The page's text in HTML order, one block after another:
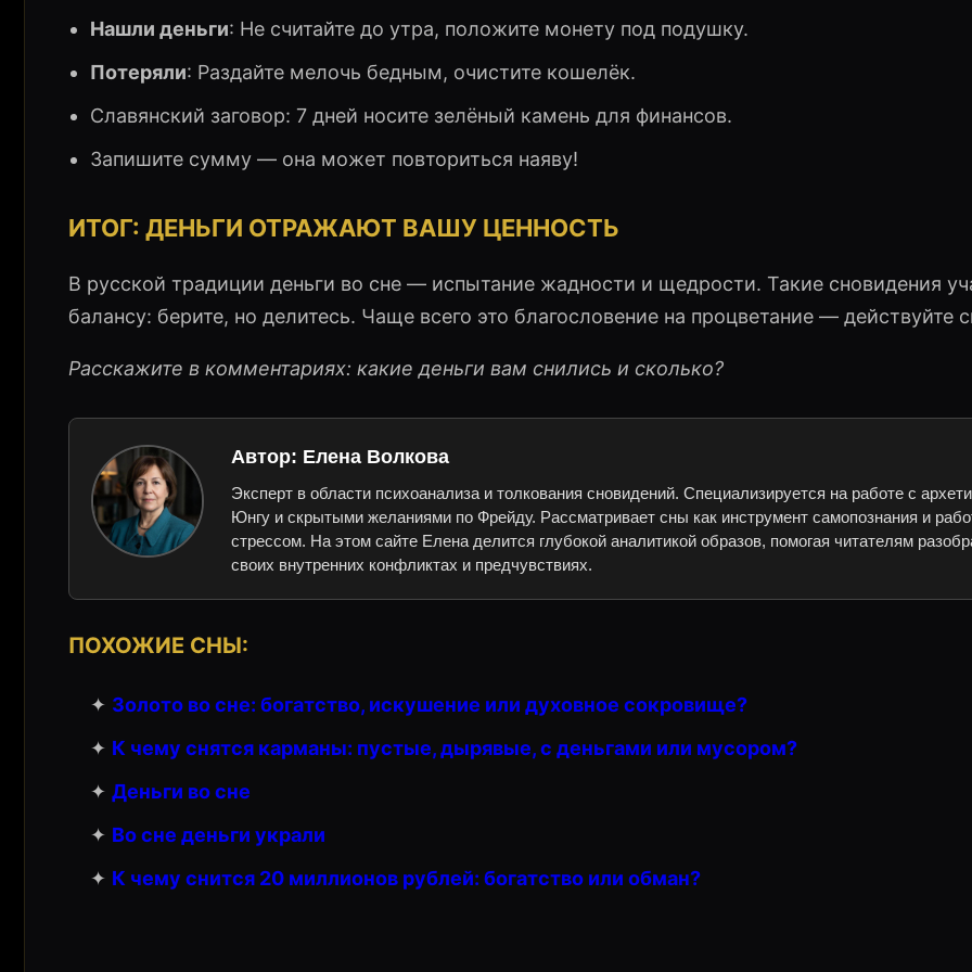
Нашли деньги: Не считайте до утра, положите монету под подушку.
Потеряли: Раздайте мелочь бедным, очистите кошелёк.
Славянский заговор: 7 дней носите зелёный камень для финансов.
Запишите сумму — она может повториться наяву!
ИТОГ: ДЕНЬГИ ОТРАЖАЮТ ВАШУ ЦЕННОСТЬ
В русской традиции деньги во сне — испытание жадности и щедрости. Такие сновидения
балансу: берите, но делитесь. Чаще всего это благословение на процветание — действуйте
Расскажите в комментариях: какие деньги вам снились и сколько?
Автор: Елена Волкова
Эксперт в области психоанализа и толкования сновидений. Специализируется на работе с
Юнгу и скрытыми желаниями по Фрейду. Рассматривает сны как инструмент самопознания и
стрессом. На этом сайте Елена делится глубокой аналитикой образов, помогая читателям
своих внутренних конфликтах и предчувствиях.
ПОХОЖИЕ СНЫ:
✦ Золото во сне: богатство, искушение или духовное сокровище?
✦ К чему снятся карманы: пустые, дырявые, с деньгами или мусором?
✦ Деньги во сне
✦ Во сне деньги украли
✦ К чему снится 20 миллионов рублей: богатство или обман?